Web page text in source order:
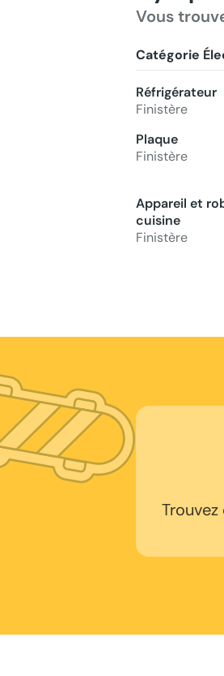
Vous
Catégorie
Réfrigérateur
Finistère
Plaque
Finistère
Appareil et
cuisine
Finistère